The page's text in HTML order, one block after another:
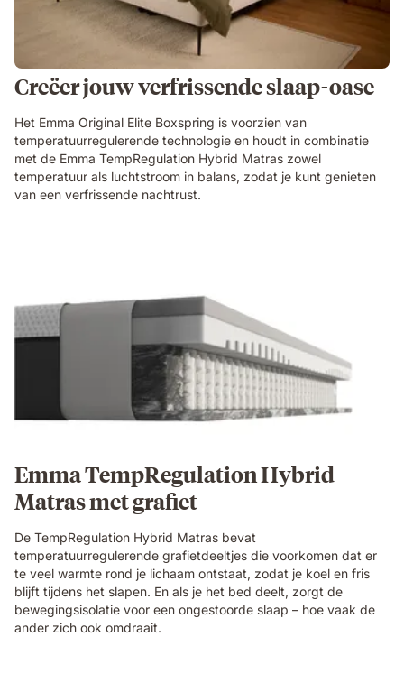
Creëer jouw verfrissende slaap-oase
Het Emma Original Elite Boxspring is voorzien van
temperatuurregulerende technologie en houdt in combinatie
met de Emma TempRegulation Hybrid Matras zowel
temperatuur als luchtstroom in balans, zodat je kunt genieten
van een verfrissende nachtrust.
Emma TempRegulation Hybrid
Matras met grafiet
De TempRegulation Hybrid Matras bevat
temperatuurregulerende grafietdeeltjes die voorkomen dat er
te veel warmte rond je lichaam ontstaat, zodat je koel en fris
blijft tijdens het slapen. En als je het bed deelt, zorgt de
bewegingsisolatie voor een ongestoorde slaap – hoe vaak de
ander zich ook omdraait.